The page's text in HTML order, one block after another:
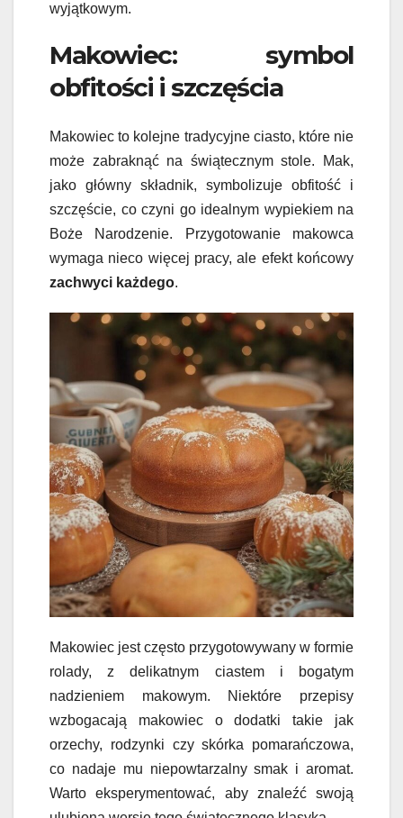
wyjątkowym.
Makowiec: symbol
obfitości i szczęścia
Makowiec to kolejne tradycyjne ciasto, które nie
może zabraknąć na świątecznym stole. Mak,
jako główny składnik, symbolizuje obfitość i
szczęście, co czyni go idealnym wypiekiem na
Boże Narodzenie. Przygotowanie makowca
wymaga nieco więcej pracy, ale efekt końcowy
zachwyci każdego.
Makowiec jest często przygotowywany w formie
rolady, z delikatnym ciastem i bogatym
nadzieniem makowym. Niektóre przepisy
wzbogacają makowiec o dodatki takie jak
orzechy, rodzynki czy skórka pomarańczowa,
co nadaje mu niepowtarzalny smak i aromat.
Warto eksperymentować, aby znaleźć swoją